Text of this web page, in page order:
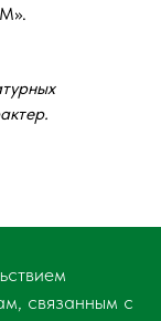
связанным с